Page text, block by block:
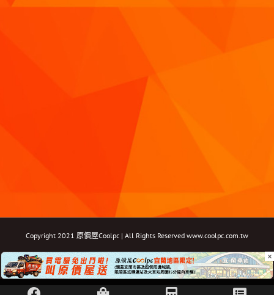
Copyright 2021 原價屋Coolpc | All Rights Reserved www.coolpc.com.tw
FacebookInstagramYouTubeTwitterEmail: ×